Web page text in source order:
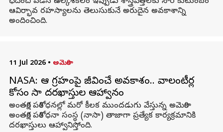
ఆవిర్భావ రహస్యాలను తెలుసుకునే అరుదైన అవకాశాన్ని
అందించింది.
11 Jul 2026 • అమెరికా
NASA: ఆ గ్రహంపై జీవించే అవకాశం.. వాలంటీర్ల
కోసం నాసా దరఖాస్తుల ఆహ్వానం
అంతరిక్ష పరిశోధనల్లో మరో కీలక ముందడుగు వేస్తున్న అమెరికా
అంతరిక్ష పరిశోధనా సంస్థ (నాసా) తాజాగా ప్రత్యేక కార్యక్రమానికి
దరఖాస్తులు ఆహ్వానిస్తోంది.